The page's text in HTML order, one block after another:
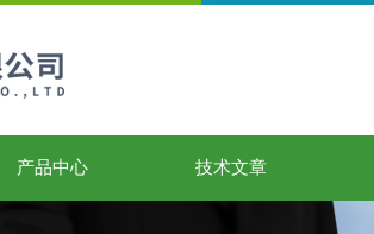
产品中心 技术文章